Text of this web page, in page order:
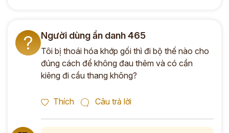
? Người dùng ẩn danh 465
Tôi bị thoái hóa khớp gối thì đi bộ thế nào cho
đúng cách để không đau thêm và có cần
kiêng đi cầu thang không?
Thích Câu trả lời